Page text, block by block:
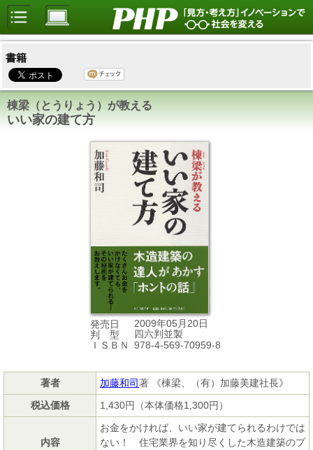
書籍
棟梁（とうりょう）が教える
いい家の建て方
発売日
2009年05月20日
判 型
四六判並製
ＩＳＢＮ
978-4-569-70959-8
著者 加藤和司著 《棟梁、（有）加藤美建社長》
税込価格
1,430円（本体価格1,300円）
内容
お金をかければ、いい家が建てられるわけでは
ない！ 住宅業界を知り尽くした木造建築のプ